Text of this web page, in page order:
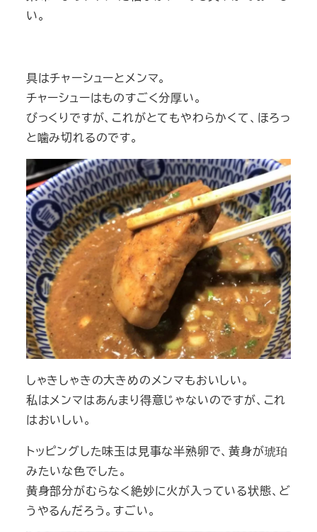
い。
具はチャーシューとメンマ。
チャーシューはものすごく分厚い。
びっくりですが、これがとてもやわらかくて、ほろっ
と噛み切れるのです。
しゃきしゃきの大きめのメンマもおいしい。
私はメンマはあんまり得意じゃないのですが、これ
はおいしい。
トッピングした味玉は見事な半熟卵で、黄身が琥珀
みたいな色でした。
黄身部分がむらなく絶妙に火が入っている状態、ど
うやるんだろう。すごい。